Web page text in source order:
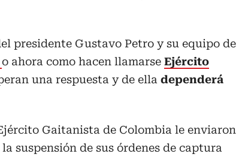
presidente Gustavo Petro y su equipo de
o ahora como hacen llamarse Ejército
una respuesta y de ella dependerá
Gaitanista de Colombia le enviaron
suspensión de sus órdenes de captura